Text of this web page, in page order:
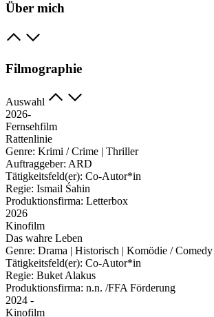
Über mich
Filmographie
Auswahl
2026-
Fernsehfilm
Rattenlinie
Genre: Krimi / Crime | Thriller
Auftraggeber: ARD
Tätigkeitsfeld(er): Co-Autor*in
Regie: Ismail Śahin
Produktionsfirma: Letterbox
2026
Kinofilm
Das wahre Leben
Genre: Drama | Historisch | Komödie / Comedy
Tätigkeitsfeld(er): Co-Autor*in
Regie: Buket Alakus
Produktionsfirma: n.n. /FFA Förderung
2024 -
Kinofilm